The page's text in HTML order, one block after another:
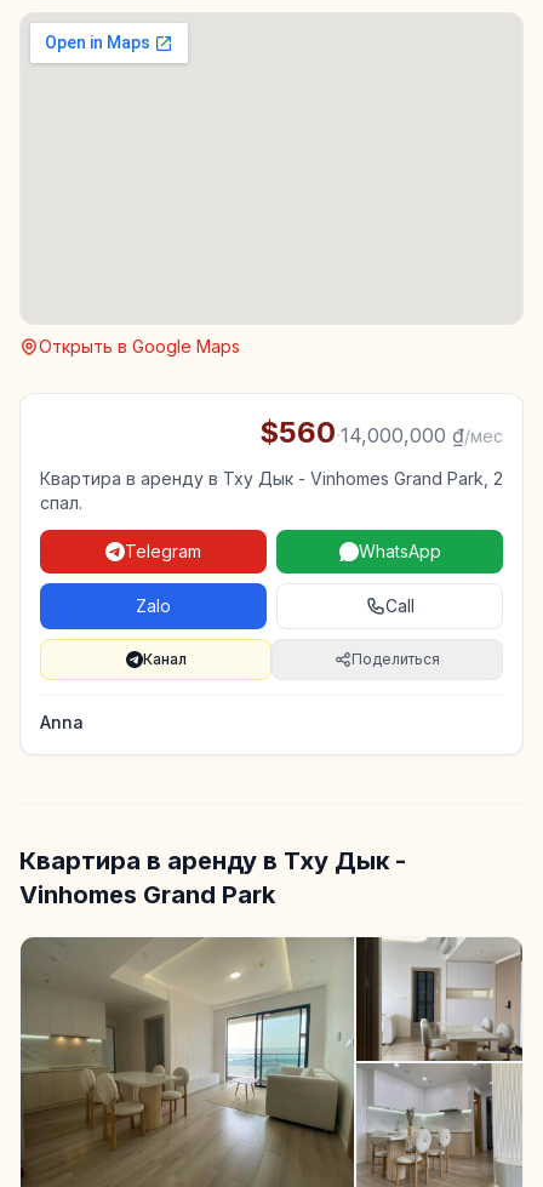
Открыть в Google Maps
$560·14,000,000 ₫/мес
Квартира в аренду в Тху Дык - Vinhomes Grand Park, 2
спал.
Telegram WhatsApp
Zalo Call
Канал Поделиться
Anna
Квартира в аренду в Тху Дык -
Vinhomes Grand Park